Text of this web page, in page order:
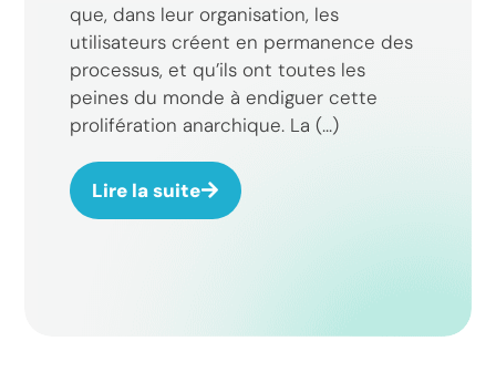
que, dans leur organisation, les
utilisateurs créent en permanence des
processus, et qu’ils ont toutes les
peines du monde à endiguer cette
prolifération anarchique. La (...)
Lire la suite